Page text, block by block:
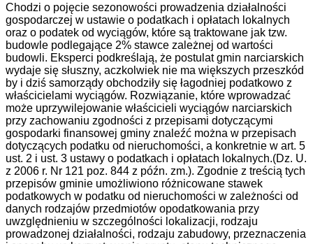
Chodzi o pojęcie sezonowości prowadzenia działalności
gospodarczej w ustawie o podatkach i opłatach lokalnych
oraz o podatek od wyciągów, które są traktowane jak tzw.
budowle podlegające 2% stawce zależnej od wartości
budowli. Eksperci podkreślają, że postulat gmin narciarskich
wydaje się słuszny, aczkolwiek nie ma większych przeszkód
by i dziś samorządy obchodziły się łagodniej podatkowo z
właścicielami wyciągów. Rozwiązanie, które wprowadzać
może uprzywilejowanie właścicieli wyciągów narciarskich
przy zachowaniu zgodności z przepisami dotyczącymi
gospodarki finansowej gminy znaleźć można w przepisach
dotyczących podatku od nieruchomości, a konkretnie w art. 5
ust. 2 i ust. 3 ustawy o podatkach i opłatach lokalnych.(Dz. U.
z 2006 r. Nr 121 poz. 844 z późn. zm.). Zgodnie z treścią tych
przepisów gminie umożliwiono różnicowane stawek
podatkowych w podatku od nieruchomości w zależności od
danych rodzajów przedmiotów opodatkowania przy
uwzględnieniu w szczególności lokalizacji, rodzaju
prowadzonej działalności, rodzaju zabudowy, przeznaczenia